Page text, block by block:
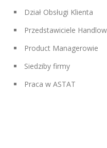
Dział Obsługi Klienta
Przedstawiciele
Product Managerowie
Siedziby firmy
Praca w ASTAT